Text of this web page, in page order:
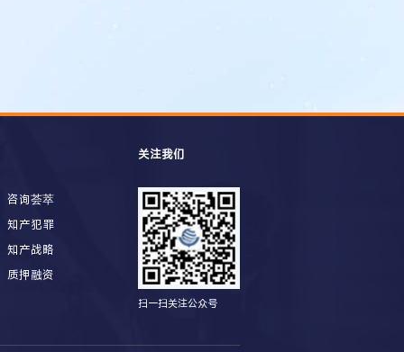
咨询荟萃
知产犯罪
知产战略
质押融资
关注我们
扫一扫关注公众号